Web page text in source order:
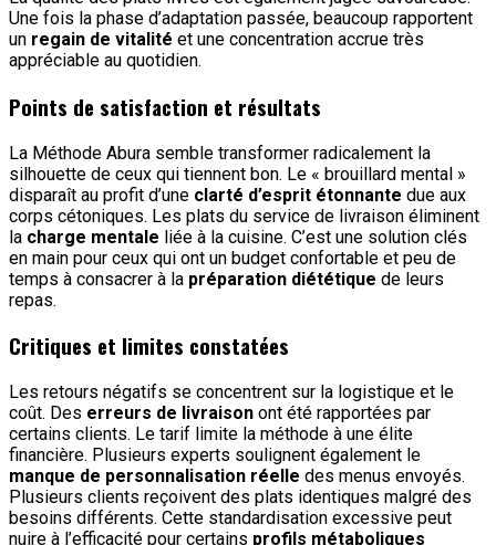
Une fois la phase d’adaptation passée, beaucoup rapportent
un regain de vitalité et une concentration accrue très
appréciable au quotidien.
Points de satisfaction et résultats
La Méthode Abura semble transformer radicalement la
silhouette de ceux qui tiennent bon. Le « brouillard mental »
disparaît au profit d’une clarté d’esprit étonnante due aux
corps cétoniques. Les plats du service de livraison éliminent
la charge mentale liée à la cuisine. C’est une solution clés
en main pour ceux qui ont un budget confortable et peu de
temps à consacrer à la préparation diététique de leurs
repas.
Critiques et limites constatées
Les retours négatifs se concentrent sur la logistique et le
coût. Des erreurs de livraison ont été rapportées par
certains clients. Le tarif limite la méthode à une élite
financière. Plusieurs experts soulignent également le
manque de personnalisation réelle des menus envoyés.
Plusieurs clients reçoivent des plats identiques malgré des
besoins différents. Cette standardisation excessive peut
nuire à l’efficacité pour certains profils métaboliques